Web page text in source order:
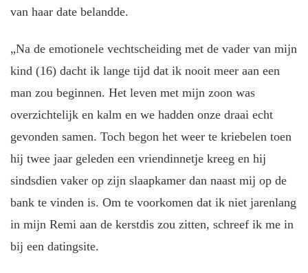
van haar date belandde.
„Na de emotionele vechtscheiding met de vader van mijn
kind (16) dacht ik lange tijd dat ik nooit meer aan een
man zou beginnen. Het leven met mijn zoon was
overzichtelijk en kalm en we hadden onze draai echt
gevonden samen. Toch begon het weer te kriebelen toen
hij twee jaar geleden een vriendinnetje kreeg en hij
sindsdien vaker op zijn slaapkamer dan naast mij op de
bank te vinden is. Om te voorkomen dat ik niet jarenlang
in mijn Remi aan de kerstdis zou zitten, schreef ik me in
bij een datingsite.